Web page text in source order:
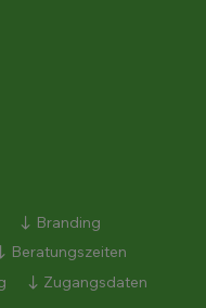
Branding
Beratungszeiten
Zugangsdaten